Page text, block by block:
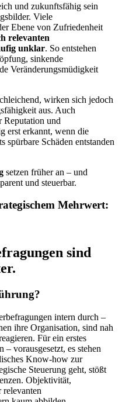
und zukunftsfähig sein
Viele
Ebene von Zufriedenheit
relevanten
unklar. So entstehen
sinkende
Veränderungsmüdigkeit
wirken sich jedoch
aus. Auch
Reputation und
erst erkannt, wenn die
spürbare Schäden entstanden
setzen früher an – und
und steuerbar.
Mehrwert:
sind
intern durch –
ihre Organisation, sind nah
Für ein erstes
vorausgesetzt, es stehen
Know-how zur
Steuerung geht, stößt
Objektivität,